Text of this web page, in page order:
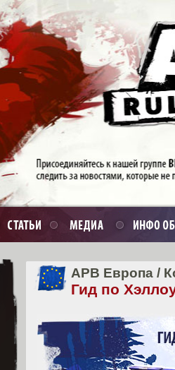
APB Европа /
Гид по